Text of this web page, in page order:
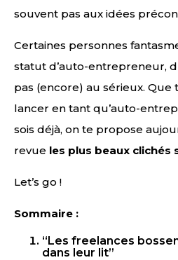
souvent pas aux idées
Certaines personnes
statut d’auto-entrepreneur,
pas (encore) au sérieux. Que
lancer en tant qu’auto-
sois déjà, on te propose
revue les plus beaux clichés
Let’s go !
Sommaire :
“Les freelances
dans leur lit”